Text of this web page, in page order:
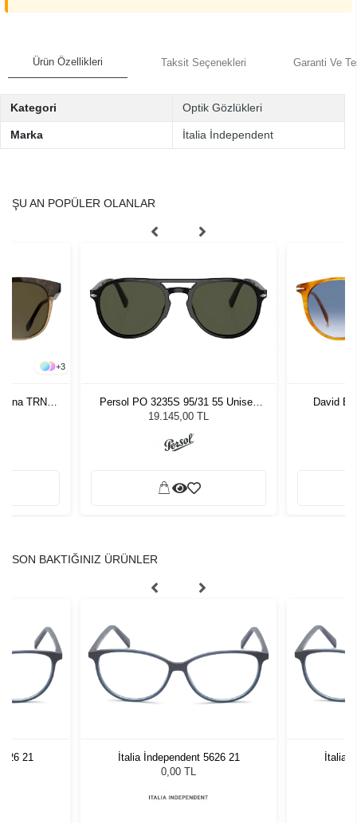
Ürün Özellikleri Taksit Seçenekleri Garanti Ve
Kategori Optik Gözlükleri
Marka İtalia İndependent
ŞU AN POPÜLER OLANLAR
+3
TRNS
Persol PO 3235S 95/31 55 Unisex
Güneş Gözlüğü
19.145,00 TL
David
SON BAKTIĞINIZ ÜRÜNLER
21
İtalia İndependent 5626 21
0,00 TL
İtalia